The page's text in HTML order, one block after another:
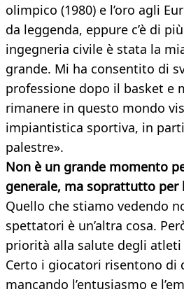
olimpico (1980) e l’oro agli
da leggenda, eppure c’è di
ingegneria civile è stata la
grande. Mi ha consentito di
professione dopo il basket e
rimanere in questo mondo
impiantistica sportiva, in
palestre».
Non è un grande momento
generale, ma soprattutto per
Quello che stiamo vedendo
spettatori è un’altra cosa.
priorità alla salute degli atleti
Certo i giocatori risentono di
mancando l’entusiasmo e